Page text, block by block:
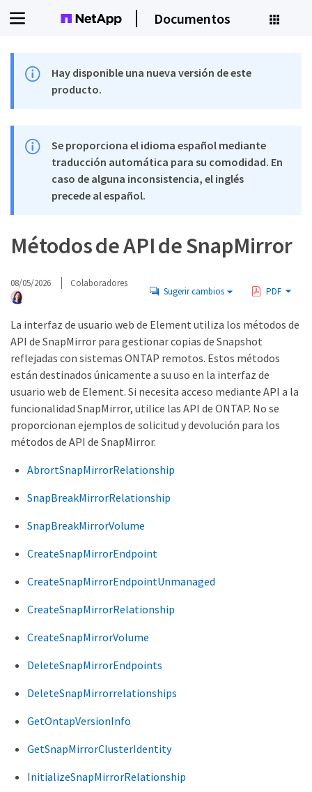
Documentos
Hay disponible una nueva versión de este
producto.
Se proporciona el idioma español mediante
traducción automática para su comodidad. En
caso de alguna inconsistencia, el inglés
precede al español.
Métodos de API de SnapMirror
08/05/2026 Colaboradores
Sugerir cambios PDF
La interfaz de usuario web de Element utiliza los métodos de
API de SnapMirror para gestionar copias de Snapshot
reflejadas con sistemas ONTAP remotos. Estos métodos
están destinados únicamente a su uso en la interfaz de
usuario web de Element. Si necesita acceso mediante API a la
funcionalidad SnapMirror, utilice las API de ONTAP. No se
proporcionan ejemplos de solicitud y devolución para los
métodos de API de SnapMirror.
AbrortSnapMirrorRelationship
SnapBreakMirrorRelationship
SnapBreakMirrorVolume
CreateSnapMirrorEndpoint
CreateSnapMirrorEndpointUnmanaged
CreateSnapMirrorRelationship
CreateSnapMirrorVolume
DeleteSnapMirrorEndpoints
DeleteSnapMirrorrelationships
GetOntapVersionInfo
GetSnapMirrorClusterIdentity
InitializeSnapMirrorRelationship